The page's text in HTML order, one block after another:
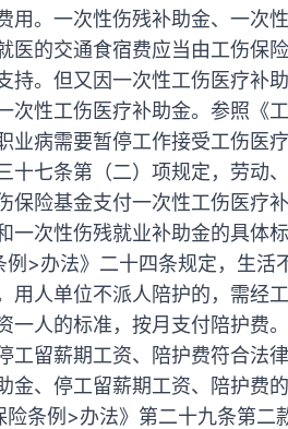
。一次性伤残补助金、一次性
医的交通食宿费应当由工伤保
。但又因一次性工伤医疗补
性工伤医疗补助金。参照《
病需要暂停工作接受工伤医
十七条第（二）项规定，劳动
保险基金支付一次性工伤医疗
次性伤残就业补助金的具体标
>办法》二十四条规定，生活
人单位不派人陪护的，需经
一人的标准，按月支付陪护费
留薪期工资、陪护费符合法
金、停工留薪期工资、陪护费
条例>办法》第二十九条第二